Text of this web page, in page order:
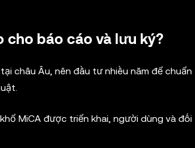
cho báo cáo và lưu ký?
châu Âu, nên đầu tư nhiều năm để chuẩn
MiCA được triển khai, người dùng và đối